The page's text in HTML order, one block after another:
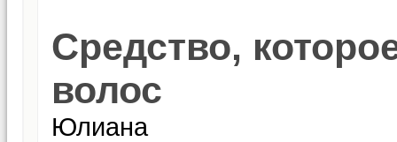
Средство,
волос
Юлиана